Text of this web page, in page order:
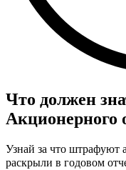
Что должен
Акционерного
Узнай за что штрафуют
раскрыли в годовом